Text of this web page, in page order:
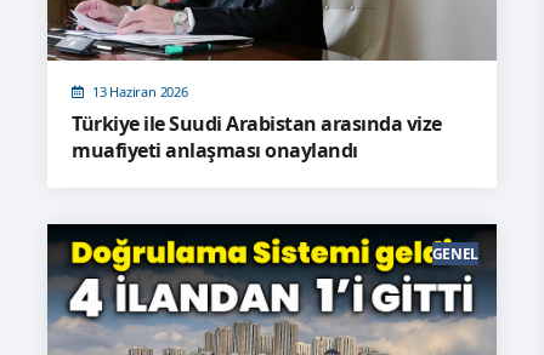
13 Haziran 2026
Türkiye ile Suudi Arabistan arasında vize
muafiyeti anlaşması onaylandı
GENEL